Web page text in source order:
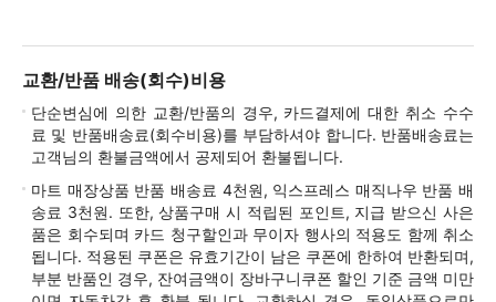
교환/반품 배송(회수)비용
단순변심에 의한 교환/반품의 경우, 카드결제에 대한 취소 수수
료 및 반품배송료(회수비용)를 부담하셔야 합니다. 반품배송료는
고객님의 환불금액에서 공제되어 환불됩니다.
마트 매장상품 반품 배송료 4천원, 익스프레스 매직나우 반품 배
송료 3천원. 또한, 상품구매 시 적립된 포인트, 지급 받으신 사은
품은 회수되며 카드 청구할인과 무이자 행사의 적용도 함께 취소
됩니다. 적용된 쿠폰은 유효기간이 남은 쿠폰에 한하여 반환되며,
부분 반품인 경우, 잔여금액이 장바구니쿠폰 할인 기준 금액 미만